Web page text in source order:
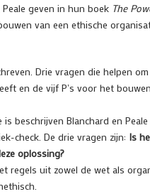
geven in hun boek The
van een ethische
Drie vragen die helpen
en de vijf P's voor het
beschrijven Blanchard en Peale
check. De drie vragen zijn: Is
oplossing?
regels uit zowel de wet als